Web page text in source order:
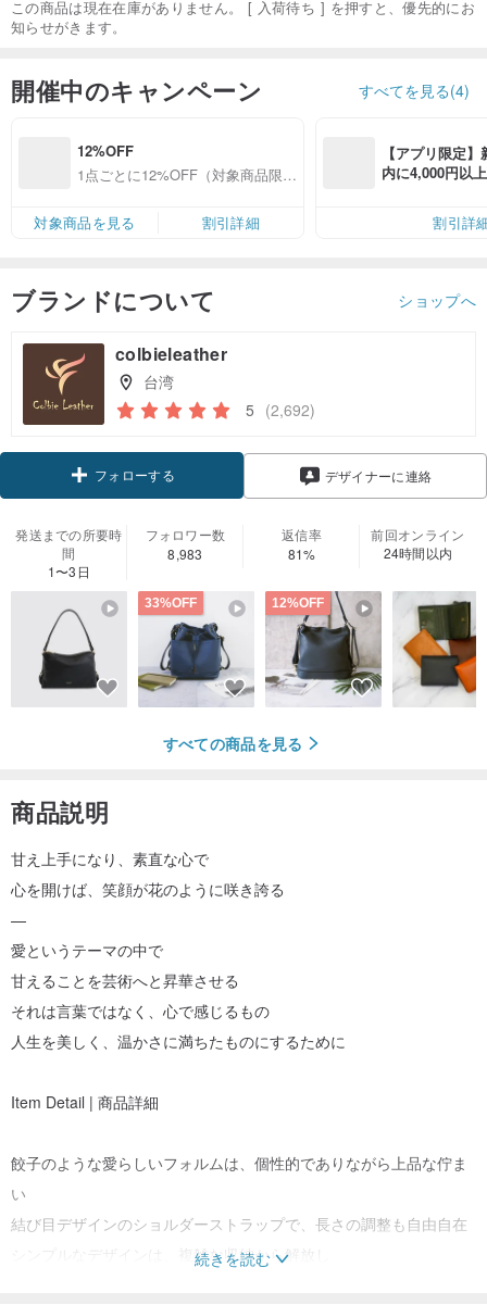
この商品は現在在庫がありません。 [ 入荷待ち ] を押すと、優先的にお
知らせがきます。
開催中のキャンペーン すべてを見る(4)
12%OFF
1点ごとに12%OFF（対象商品限
対象商品を見る
割引詳細
【アプリ限定
内に4,000円以
割引詳
ブランドについて ショップへ
colbieleather
台湾
5 (2,692)
フォローする デザイナーに連絡
発送までの所要時
間
1〜3日
フォロワー数
8,983
返信率
81%
前回オンライン
24時間以内
33%OFF 12%OFF
すべての商品を見る
商品説明
甘え上手になり、素直な心で
心を開けば、笑顔が花のように咲き誇る
—
愛というテーマの中で
甘えることを芸術へと昇華させる
それは言葉ではなく、心で感じるもの
人生を美しく、温かさに満ちたものにするために
Item Detail | 商品詳細
餃子のような愛らしいフォルムは、個性的でありながら上品な佇ま
い
結び目デザインのショルダーストラップで、長さの調整も自由自在
シンプルなデザインは、複雑な収納から解放し
続きを読む